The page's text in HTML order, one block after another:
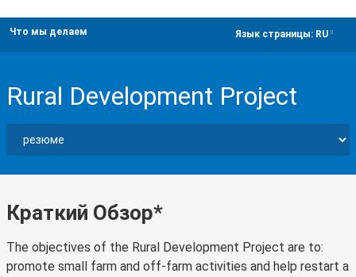
Что мы делаем Язык страницы: RU
Rural Development Project
Краткий Обзор*
The objectives of the Rural Development Project are to:
promote small farm and off-farm activities and help restart a